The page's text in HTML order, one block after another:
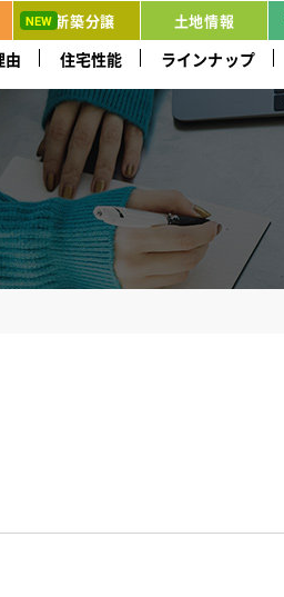
由 住宅性能 ラインナップ
新築分譲 土地情報